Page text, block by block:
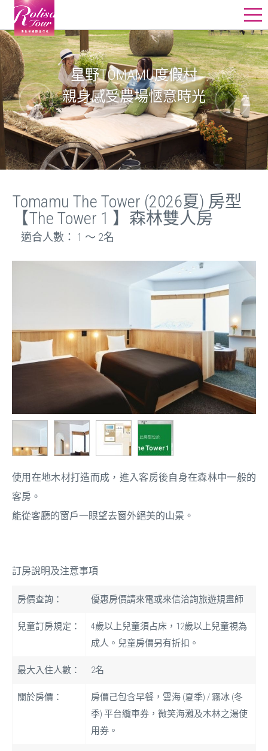
星野飯店訂房
星野行程
星野教堂婚禮
星野團體
其他精選行程
線上詢價
星野TOMAMU度假村
親身感受農場愜意時光
Tomamu The Tower (2026夏) 房型
【The Tower 1 】森林雙人房
適合人數： 1 ～ 2名
使用在地木材打造而成，進入客房後自身在森林中一般的
客房。
能從客廳的窗戶一眼望去窗外絕美的山景。
訂房說明及注意事項
房價查詢： 優惠房價請來電或來信洽詢旅遊規畫師
兒童訂房規定：
4歲以上兒童須占床，12歲以上兒童視為
成人。兒童房價另有折扣。
最大入住人數： 2名
關於房價：
房價己包含早餐，雲海 (夏季) / 霧冰 (冬
季) 平台纜車券，微笑海灘及木林之湯使
用券。